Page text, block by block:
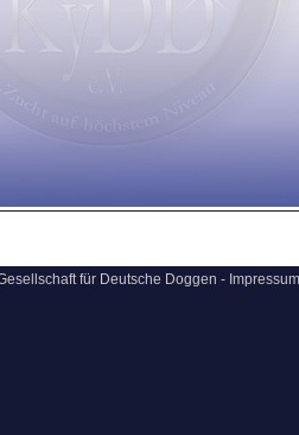
für Deutsche Doggen - Impressum